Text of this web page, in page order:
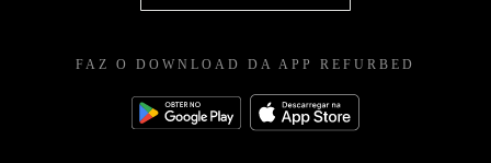
FAZ O DOWNLOAD DA APP REFURBED